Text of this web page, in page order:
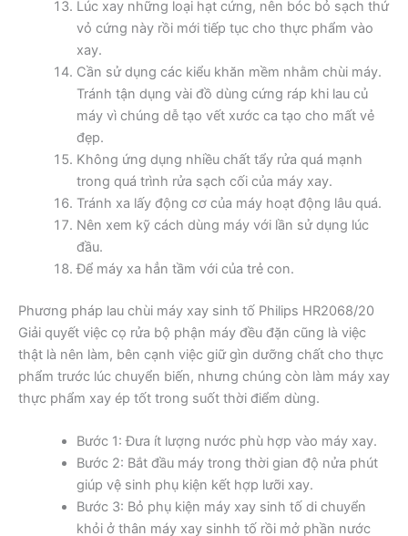
Lúc xay những loại hạt cứng, nên bóc bỏ sạch thứ
vỏ cứng này rồi mới tiếp tục cho thực phẩm vào
xay.
Cần sử dụng các kiểu khăn mềm nhằm chùi máy.
Tránh tận dụng vài đồ dùng cứng ráp khi lau củ
máy vì chúng dễ tạo vết xước ca tạo cho mất vẻ
đẹp.
Không ứng dụng nhiều chất tẩy rửa quá mạnh
trong quá trình rửa sạch cối của máy xay.
Tránh xa lấy động cơ của máy hoạt động lâu quá.
Nên xem kỹ cách dùng máy với lần sử dụng lúc
đầu.
Để máy xa hẳn tầm với của trẻ con.
Phương pháp lau chùi máy xay sinh tố Philips HR2068/20
Giải quyết việc cọ rửa bộ phận máy đều đặn cũng là việc
thật là nên làm, bên cạnh việc giữ gìn dưỡng chất cho thực
phẩm trước lúc chuyển biến, nhưng chúng còn làm máy xay
thực phẩm xay ép tốt trong suốt thời điểm dùng.
Bước 1: Đưa ít lượng nước phù hợp vào máy xay.
Bước 2: Bắt đầu máy trong thời gian độ nửa phút
giúp vệ sinh phụ kiện kết hợp lưỡi xay.
Bước 3: Bỏ phụ kiện máy xay sinh tố di chuyển
khỏi ở thân máy xay sinhh tố rồi mở phần nước